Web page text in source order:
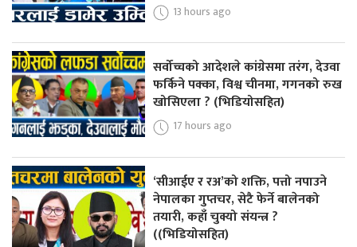
13 hours ago
सर्वोच्चको आदेशले कांग्रेसमा तरंग, देउवा
फर्किने पक्का, विश्व चीनमा, गगनको रुख
खोसिएला ? (भिडियोसहित)
17 hours ago
‘सीआईए र रअ’को शक्ति, पत्तो नपाउने
नेपालका गुप्तचर, सेटै फेर्ने बालेनको
तयारी, कहाँ चुक्यो संयन्त्र ?
((भिडियोसहित)